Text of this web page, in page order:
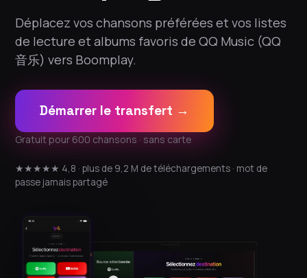
Déplacez vos chansons préférées et vos listes
de lecture et albums favoris de QQ Music (QQ
音乐) vers Boomplay.
Démarrer le transfert →
Gratuit pour 600 chansons · sans carte
★★★★★ 4,8 · plus de 9,2 M de téléchargements · mot de
passe jamais partagé